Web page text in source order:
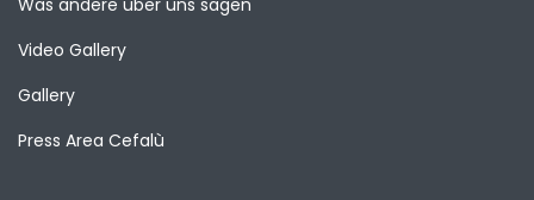
Video Gallery
Gallery
Press Area Cefalù